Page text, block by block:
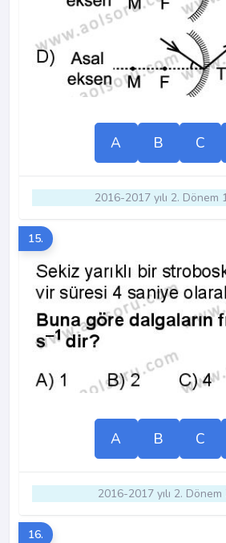
A B C
2016-2017 yılı 2. Dönem
15.
A B C
2016-2017 yılı 2. Dönem
16.